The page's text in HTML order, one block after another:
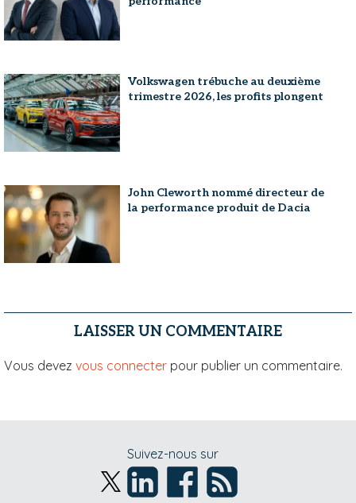
Volkswagen trébuche au deuxième
trimestre 2026, les profits plongent
John Cleworth nommé directeur de
la performance produit de Dacia
LAISSER UN COMMENTAIRE
Vous devez vous connecter pour publier un commentaire.
Suivez-nous sur